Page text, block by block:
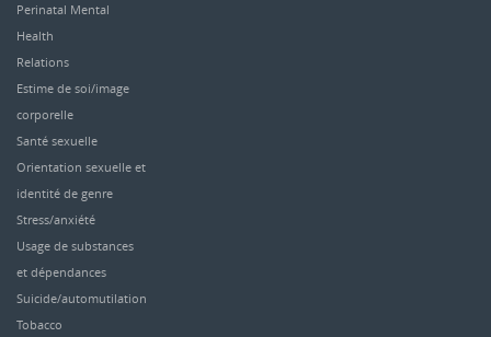
Perinatal Mental
Health
Relations
Estime de soi/image
corporelle
Santé sexuelle
Orientation sexuelle et
identité de genre
Stress/anxiété
Usage de substances
et dépendances
Suicide/automutilation
Tobacco